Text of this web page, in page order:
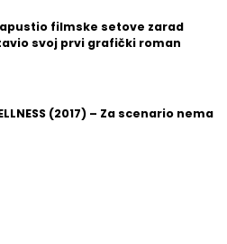
filmske setove zarad
svoj prvi grafički roman
(2017) – Za scenario nema